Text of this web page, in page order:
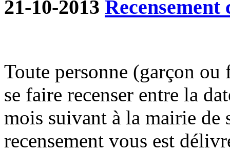
21-10-2013 Recensement
Toute personne (garçon
se faire recenser entre la
mois suivant à la mairie de
recensement vous est